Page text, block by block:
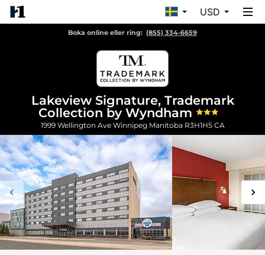
USD
Boka online eller ring: (855) 334-6659
Lakeview Signature, Trademark
Collection by Wyndham
1999 Wellington Ave Winnipeg Manitoba R3H1H5 CA